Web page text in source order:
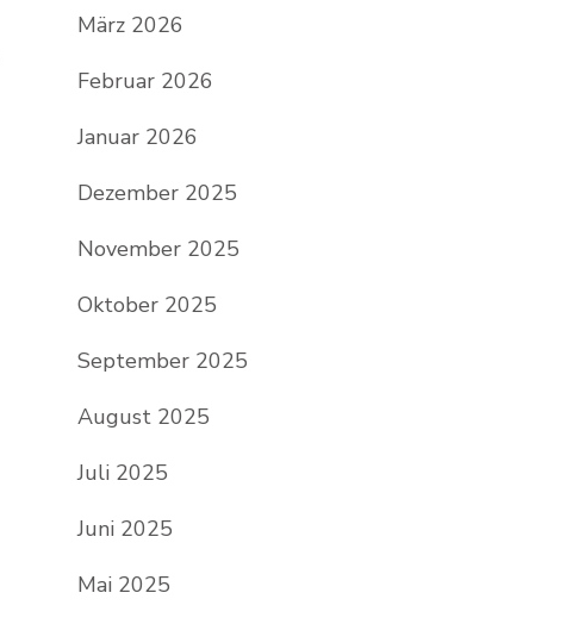
März 2026
Februar 2026
Januar 2026
Dezember 2025
November 2025
Oktober 2025
September 2025
August 2025
Juli 2025
Juni 2025
Mai 2025